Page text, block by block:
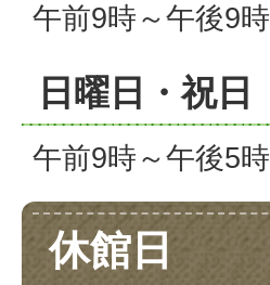
午前9時～午後9時
日曜日・祝日
午前9時～午後5時
休館日